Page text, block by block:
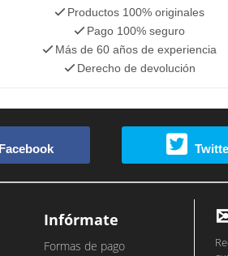
Productos 100% originales
Pago 100% seguro
Más de 60 años de experiencia
Derecho de devolución
Facebook
Infórmate
Formas de pago